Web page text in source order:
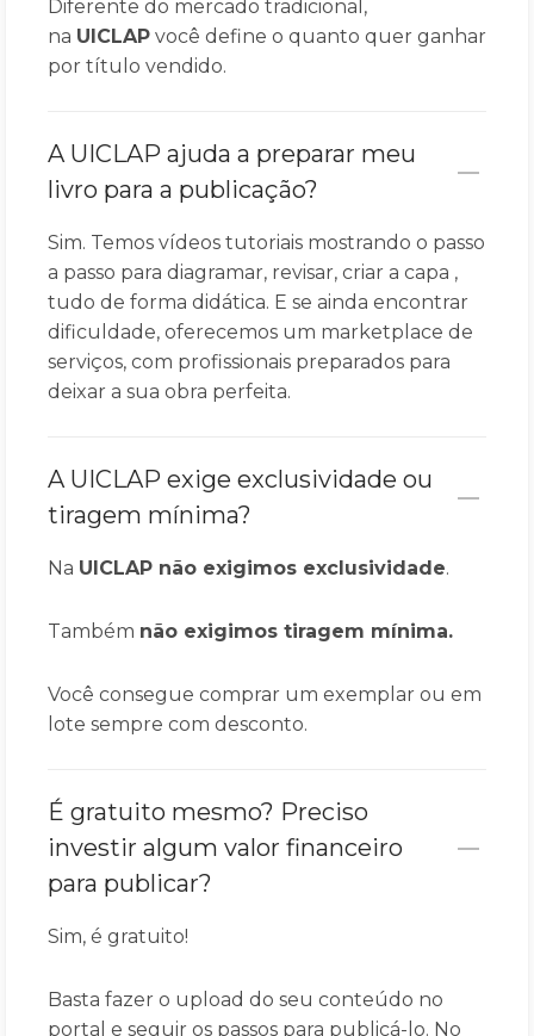
Diferente do mercado tradicional,
na UICLAP você define o quanto quer ganhar
por título vendido.
A UICLAP ajuda a preparar meu
livro para a publicação?
Sim. Temos vídeos tutoriais mostrando o passo
a passo para diagramar, revisar, criar a capa ,
tudo de forma didática. E se ainda encontrar
dificuldade, oferecemos um marketplace de
serviços, com profissionais preparados para
deixar a sua obra perfeita.
A UICLAP exige exclusividade ou
tiragem mínima?
Na UICLAP não exigimos exclusividade.
Também não exigimos tiragem mínima.
Você consegue comprar um exemplar ou em
lote sempre com desconto.
É gratuito mesmo? Preciso
investir algum valor financeiro
para publicar?
Sim, é gratuito!
Basta fazer o upload do seu conteúdo no
portal e seguir os passos para publicá-lo. No